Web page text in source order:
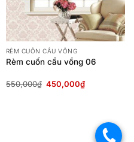
RÈM CUỐN CẦU VỒNG
Rèm cuốn cầu vồng 06
550,000₫ Giá
450,000₫Giá
hiện
.